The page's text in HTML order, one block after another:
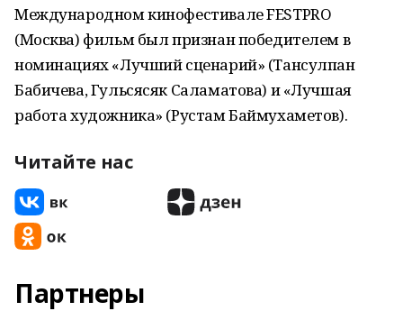
Международном кинофестивале FESTPRO
(Москва) фильм был признан победителем в
номинациях «Лучший сценарий» (Тансулпан
Бабичева, Гульсясяк Саламатова) и «Лучшая
работа художника» (Рустам Баймухаметов).
Читайте нас
Партнеры